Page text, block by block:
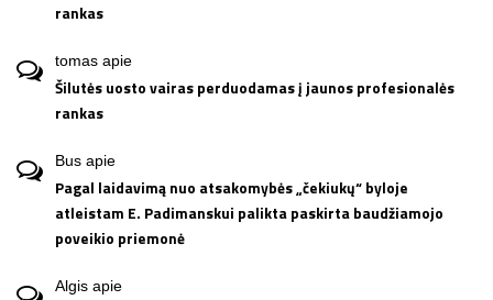
rankas
tomas apie
Šilutės uosto vairas perduodamas į jaunos profesionalės
rankas
Bus apie
Pagal laidavimą nuo atsakomybės „čekiukų“ byloje
atleistam E. Padimanskui palikta paskirta baudžiamojo
poveikio priemonė
Algis apie